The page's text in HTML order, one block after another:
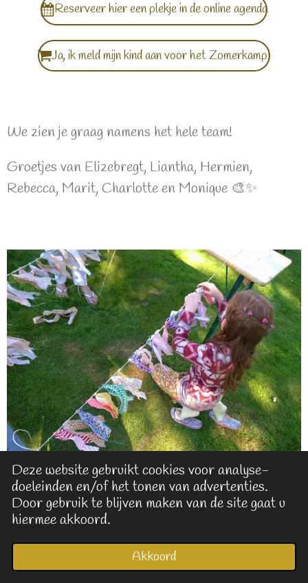
Deze website gebruikt cookies voor analyse-
doeleinden en/of het tonen van advertenties.
Door gebruik te blijven maken van de site gaat u
hiermee akkoord.
Akkoord
Reserveer hier een plekje in de online agenda
Ja, ik meld mijn kind aan voor het Zomerkamp!
We zien je graag namens het hele team!
Groetjes van Elizebregt, Liantha, Hermien,
Rebecca, Marit, Charlotte en Monique 🎨✨
Neem contact met me op!
Heb je een vraag, of is er iets niet goed gegaan met je
bestelling? Neem contact met me op!